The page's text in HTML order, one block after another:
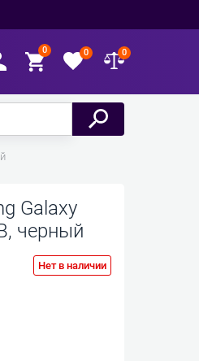
0 0 0
Galaxy
черный
Нет в наличии